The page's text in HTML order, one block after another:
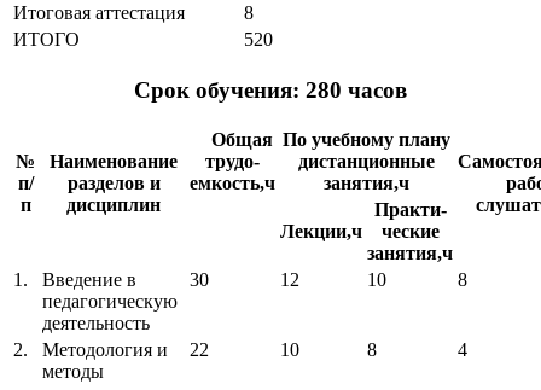
Итоговая аттестация
8
ИТОГО
520
Срок обучения: 280 часов
№
п/
п
Наименование
разделов и
дисциплин
Общая
трудо-
емкость,ч
По учебному плану
дистанционные
занятия,ч
Лекции,ч
Практи-
ческие
занятия,ч
1.
Введение в
педагогическую
деятельность
30 12 10 8
2.
Методология и
методы
22 10 8 4